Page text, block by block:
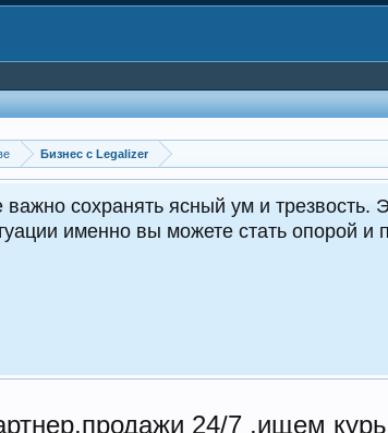
Бизнес с Legalizer
24/7 ,ищем